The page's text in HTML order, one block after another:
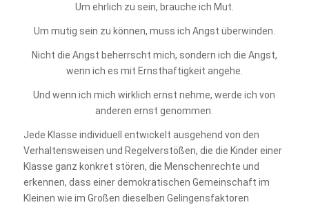
Um ehrlich zu sein, brauche ich Mut.
Um mutig sein zu können, muss ich Angst überwinden.
Nicht die Angst beherrscht mich, sondern ich die Angst,
wenn ich es mit Ernsthaftigkeit angehe.
Und wenn ich mich wirklich ernst nehme, werde ich von
anderen ernst genommen.
Jede Klasse individuell entwickelt ausgehend von den
Verhaltensweisen und Regelverstößen, die die Kinder einer
Klasse ganz konkret stören, die Menschenrechte und
erkennen, dass einer demokratischen Gemeinschaft im
Kleinen wie im Großen dieselben Gelingensfaktoren